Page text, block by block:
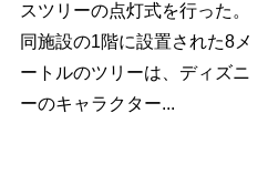
スツリーの点灯式を行った。
同施設の1階に設置された8メ
ートルのツリーは、ディズニ
ーのキャラクター...